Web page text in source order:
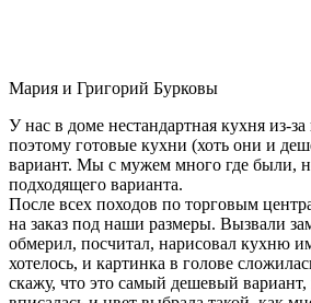
Мария и Григорий Бурковы
У нас в доме нестандартная кухня из-
поэтому готовые кухни (хоть они и
вариант. Мы с мужем много где были,
подходящего варианта.
После всех походов по торговым
на заказ под наши размеры. Вызвали
обмерил, посчитал, нарисовал кухню
хотелось, и картинка в голове
скажу, что это самый дешевый